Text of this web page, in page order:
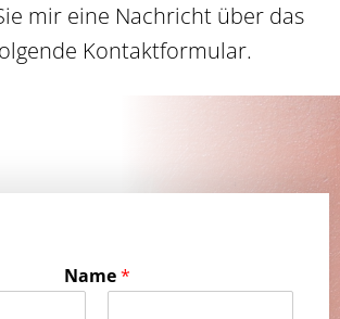
mir eine Nachricht über das
Kontaktformular.
Name*